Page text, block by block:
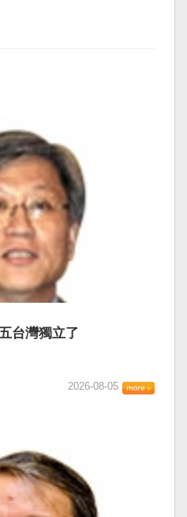
台灣獨立了
2026-08-05